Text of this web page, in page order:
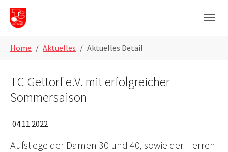
Skip to main navigation
Skip to main content
Skip to page footer
Home Aktuelles Aktuelles Detail
TC Gettorf e.V. mit erfolgreicher
Sommersaison
04.11.2022
Aufstiege der Damen 30 und 40, sowie der Herren